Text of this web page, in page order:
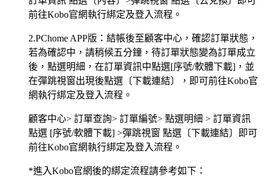
前往Kobo官網執行綁定及登入流程。
2.PChome APP版：結帳後至顧客中心，確認訂單狀態，
若為確認中，請稍候五分鐘，待訂單狀態變為訂單成立
後，點選明細，在訂單資訊中點選[序號/軟體下載]，並
在彈跳視窗出現後點選〔下載連結〕，即可前往Kobo官
網執行綁定及登入流程。
顧客中心> 訂單查詢> 訂單編號> 點選明細 > 訂單資訊
點選 [序號/軟體下載] >彈跳視窗 點選〔下載連結〕即可
前往Kobo官網執行綁定及登入流程。
*進入Kobo官網後的綁定流程請參考如下：